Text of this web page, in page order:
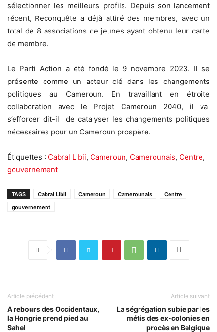
sélectionner les meilleurs profils. Depuis son lancement
récent, Reconquête a déjà attiré des membres, avec un
total de 8 associations de jeunes ayant obtenu leur carte
de membre.
Le Parti Action a été fondé le 9 novembre 2023. Il se
présente comme un acteur clé dans les changements
politiques au Cameroun. En travaillant en étroite
collaboration avec le Projet Cameroun 2040, il va
s’efforcer dit-il de catalyser les changements politiques
nécessaires pour un Cameroun prospère.
Étiquettes : Cabral Libii, Cameroun, Camerounais, Centre,
gouvernement
TAGS Cabral Libii Cameroun Camerounais
Centre
gouvernement
Article précédent
A rebours des Occidentaux,
la Hongrie prend pied au
Sahel
Article suivant
La ségrégation subie par les
métis des ex-colonies en
procès en Belgique